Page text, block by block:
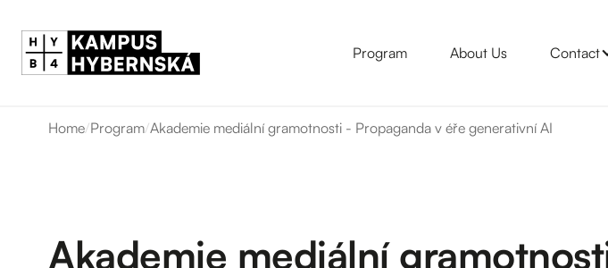
Program About Us Contact
Home/Program/Akademie mediální gramotnosti - Propaganda v éře generativní AI
Akademie mediální